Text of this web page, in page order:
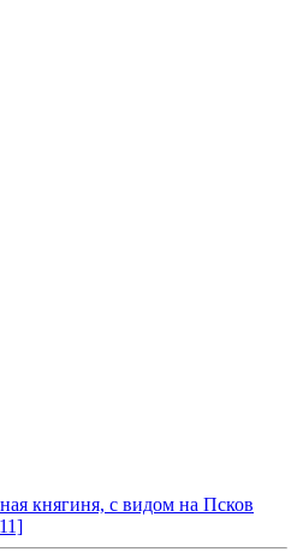
княгиня, с видом на Псков